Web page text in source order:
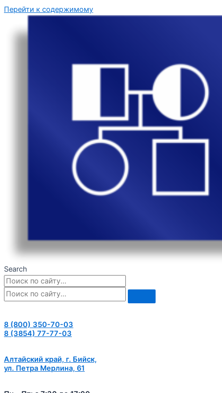
Перейти к содержимому
Search
8 (800) 350-70-03
8 (3854) 77-77-03
Алтайский край, г. Бийск,
ул. Петра Мерлина, 61